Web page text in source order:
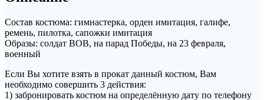
Состав костюма: гимнастерка, орден имитация, галифе,
ремень, пилотка, сапожки имитация
Образы: солдат ВОВ, на парад Победы, на 23 февраля,
военный
Если Вы хотите взять в прокат данный костюм, Вам
необходимо совершить 3 действия:
1) забронировать костюм на определённую дату по телефону